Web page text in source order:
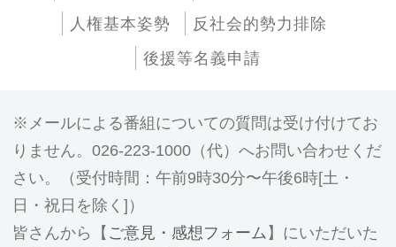
人権基本姿勢
反社会的勢力排除
後援等名義申請
メールによる番組についての質問は受け付けてお
りません。026-223-1000（代）へお問い合わせくだ
さい。（受付時間：午前9時30分〜午後6時[土・
日・祝日を除く]）
皆さんから【 ご意見・感想フォーム 】にいただいた